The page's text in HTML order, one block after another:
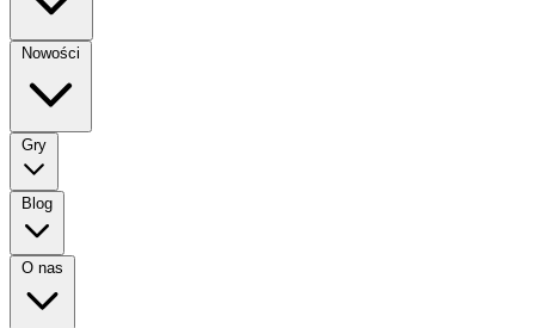
Nowości
Gry
Blog
O nas